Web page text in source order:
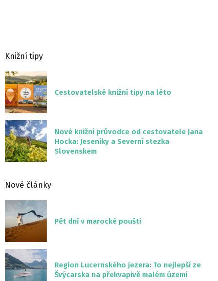
Knižní tipy
Cestovatelské knižní tipy na léto
Nové knižní průvodce od cestovatele Jana
Hocka: Jeseníky a Severní stezka
Slovenskem
Nové články
Pět dní v marocké poušti
Region Lucernského jezera: To nejlepší ze
Švýcarska na překvapivě malém území